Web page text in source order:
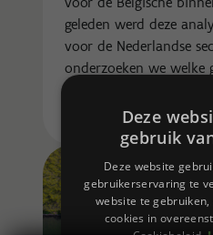
geleden werd deze
voor de Nederlandse
onderzoeken we welke
kan hebben.Deze
gebruik
Deze website
gebruikerservaring te
website te
cookies in